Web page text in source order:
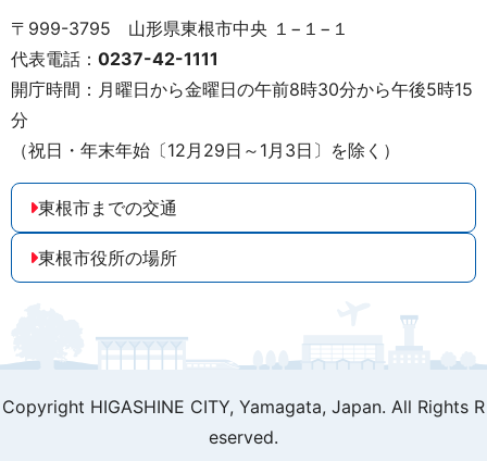
〒999-3795 山形県東根市中央 １−１−１
代表電話： 0237-42-1111
開庁時間：月曜日から金曜日の午前8時30分から午後5時15
分
（祝日・年末年始〔12月29日～1月3日〕を除く）
東根市までの交通
東根市役所の場所
Copyright HIGASHINE CITY, Yamagata, Japan. All Rights R
eserved.